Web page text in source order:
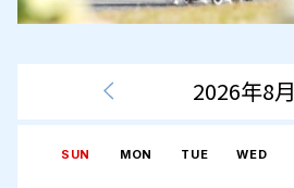
2026年8月
SUN MON TUE WED